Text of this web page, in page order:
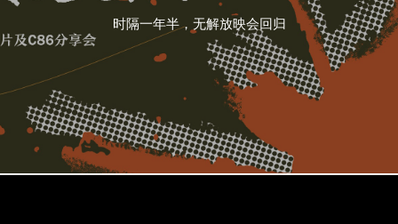
时隔一年半，无解放映会回归